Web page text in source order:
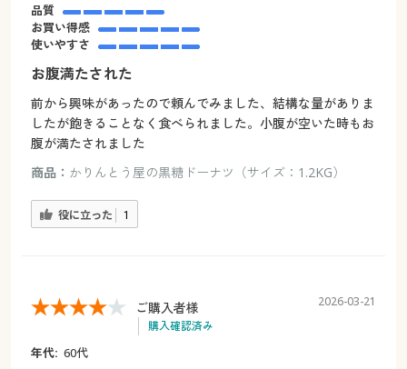
品質
お買い得感
使いやすさ
お腹満たされた
前から興味があったので頼んでみました、結構な量がありま
したが飽きることなく食べられました。小腹が空いた時もお
腹が満たされました
商品： かりんとう屋の黒糖ドーナツ（サイズ：1.2KG）
役に立った 1
ご購入者様
購入確認済み
2026-03-21
年代: 60代